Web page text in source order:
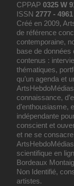
CPPAP0325 W
ISSN2777 - 4961
Créé en 2009,
de référence
contemporaine,
base de données
contenus :
thématiques,
qu’un agenda et
connaissance,
d’enthousiasme,
indépendante
conscient et
et ne se
scientifique en
Bordeaux
Non Identifié,
artistes.